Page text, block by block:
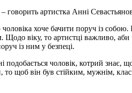
говорить артистка Анні
хоче бачити поруч із
віку, то артистці важливо, аби
із ним у безпеці.
подобається чоловік, котрий знає,
то щоб він був стійким, мужнім,